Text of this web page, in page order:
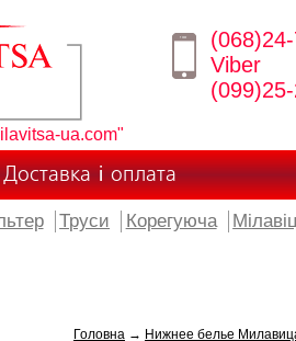
ua.com"
Viber
Доставка і оплата
Труси Корегуюча
Головна → Нижнее белье